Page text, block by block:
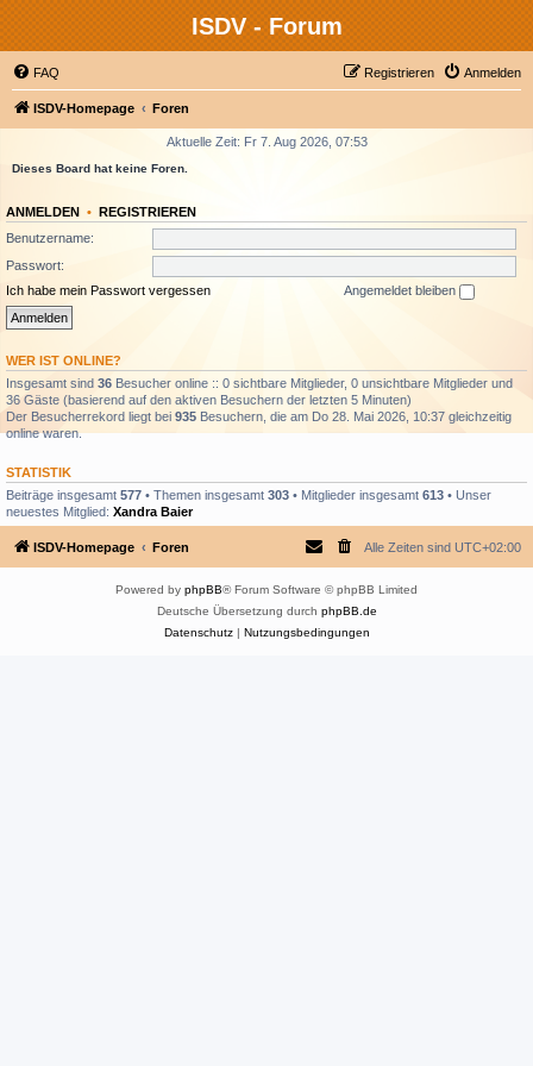
ISDV - Forum
FAQ Anmelden
Registrieren
ISDV-Homepage Foren
Aktuelle Zeit: Fr 7. Aug 2026, 07:53
Dieses Board hat keine Foren.
ANMELDEN • REGISTRIEREN
Benutzername:
Passwort:
Ich habe mein Passwort vergessen
Angemeldet bleiben
WER IST ONLINE?
Insgesamt sind 36 Besucher online :: 0 sichtbare Mitglieder, 0 unsichtbare Mitglieder und
36 Gäste (basierend auf den aktiven Besuchern der letzten 5 Minuten)
Der Besucherrekord liegt bei 935 Besuchern, die am Do 28. Mai 2026, 10:37 gleichzeitig
online waren.
STATISTIK
Beiträge insgesamt 577 • Themen insgesamt 303 • Mitglieder insgesamt 613 • Unser
neuestes Mitglied: Xandra Baier
ISDV-Homepage Foren Alle Zeiten sind UTC+02:00
Powered by phpBB® Forum Software © phpBB Limited
Deutsche Übersetzung durch phpBB.de
Datenschutz| Nutzungsbedingungen